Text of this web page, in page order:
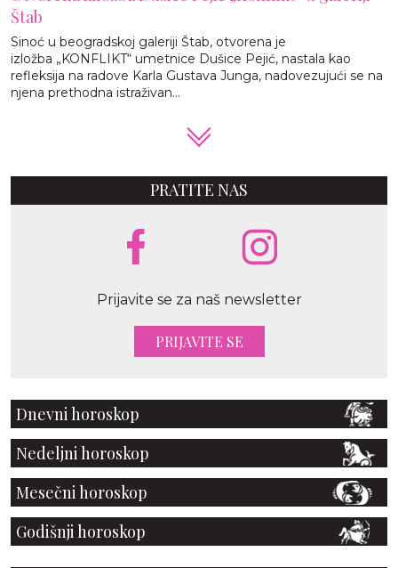
Štab
Sinoć u beogradskoj galeriji Štab, otvorena je
izložba „KONFLIKT“ umetnice Dušice Pejić, nastala kao
refleksija na radove Karla Gustava Junga, nadovezujući se na
njena prethodna istraživan...
PRATITE NAS
Prijavite se za naš newsletter
PRIJAVITE SE
Dnevni horoskop
Nedeljni horoskop
Mesečni horoskop
Godišnji horoskop